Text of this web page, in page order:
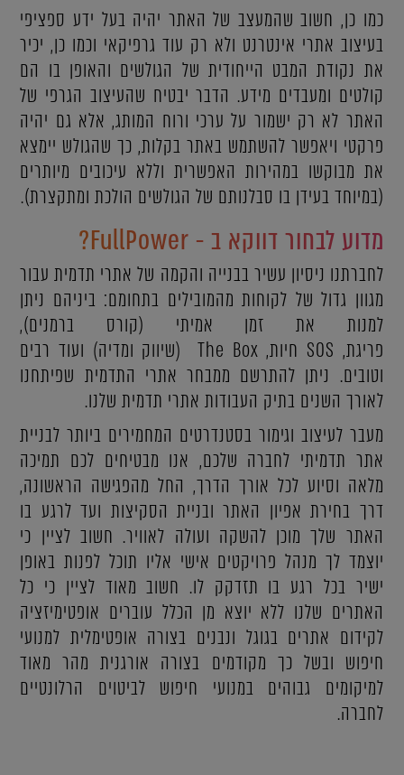
כמו כן, חשוב שהמעצב של האתר יהיה בעל ידע ספציפי
בעיצוב אתרי אינטרנט ולא רק עוד גרפיקאי וכמו כן, יכיר
את נקודת המבט הייחודית של הגולשים והאופן בו הם
קולטים ומעבדים מידע. הדבר יבטיח שהעיצוב הגרפי של
האתר לא רק ישמור על ערכי ורוח המותג, אלא גם יהיה
פרקטי ויאפשר להשתמש באתר בקלות, כך שהגולש יימצא
את מבוקשו במהירות האפשרית וללא עיכובים מיותרים
(במיוחד בעידן בו סבלנותם של הגולשים הולכת ומתקצרת).
מדוע לבחור דווקא ב - FullPower?
לחברתנו ניסיון עשיר בבנייה והקמה של אתרי תדמית עבור
מגוון גדול של לקוחות מהמובילים בתחומם: ביניהם ניתן
למנות את זמן אמיתי (קורס ברמנים),
פריגת, SOS חיות, The Box (שיווק ומדיה) ועוד רבים
וטובים. ניתן להתרשם ממבחר אתרי התדמית שפיתחנו
לאורך השנים בתיק העבודות אתרי תדמית שלנו.
מעבר לעיצוב וגימור בסטנדרטים המחמירים ביותר לבניית
אתר תדמיתי לחברה שלכם, אנו מבטיחים לכם תמיכה
מלאה וסיוע לכל אורך הדרך, החל מהפגישה הראשונה,
דרך בחירת אפיון האתר ובניית הסקיצות ועד לרגע בו
האתר שלך מוכן להשקה ועולה לאוויר. חשוב לציין כי
יוצמד לך מנהל פרויקטים אישי אליו תוכל לפנות באופן
ישיר בכל רגע בו תזדקק לו. חשוב מאוד לציין כי כל
האתרים שלנו ללא יוצא מן הכלל עוברים אופטימיזציה
לקידום אתרים בגוגל ונבנים בצורה אופטימלית למנועי
חיפוש ובשל כך מקודמים בצורה אורגנית מהר מאוד
למיקומים גבוהים במנועי חיפוש לביטוים הרלונטיים
לחברה.